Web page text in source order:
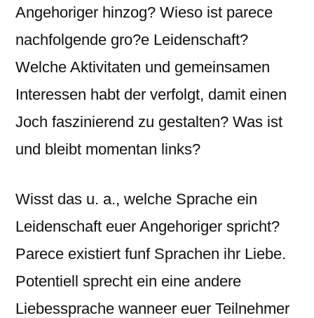
Angehoriger hinzog? Wieso ist parece
nachfolgende gro?e Leidenschaft?
Welche Aktivitaten und gemeinsamen
Interessen habt der verfolgt, damit einen
Joch faszinierend zu gestalten? Was ist
und bleibt momentan links?
Wisst das u. a., welche Sprache ein
Leidenschaft euer Angehoriger spricht?
Parece existiert funf Sprachen ihr Liebe.
Potentiell sprecht ein eine andere
Liebessprache wanneer euer Teilnehmer